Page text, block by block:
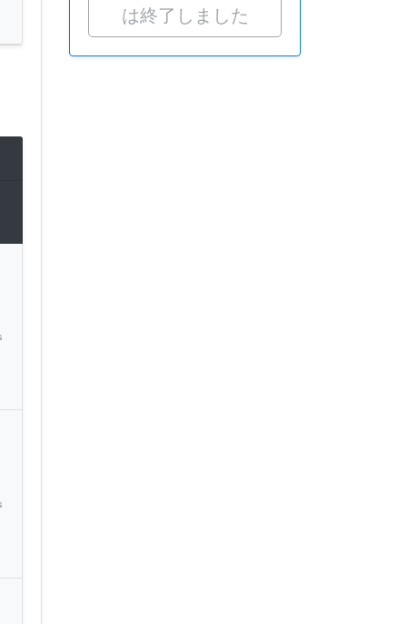
は終了しました